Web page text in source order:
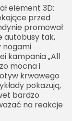
element 3D:
przed
promował
autobusy tak,
nogami
kampania „All
mocna i
krwawego
pokazują,
bardzo
na reakcje